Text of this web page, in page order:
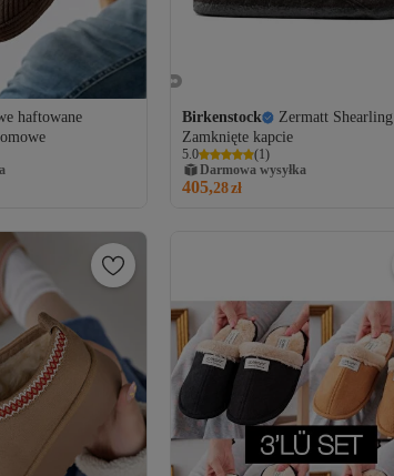
haftowane
Birkenstock
Zermatt
Zamknięte kapcie
5.0 (1)
Darmowa wysyłka
405,28zł